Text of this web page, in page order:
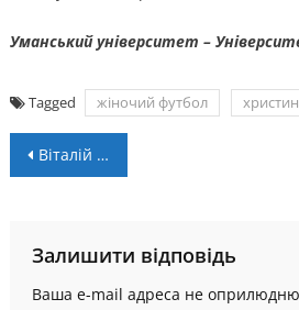
Уманський університет –
Tagged жіночий футбол
Навігація
Віталій Радевич повернувся в “Енергію”
Залишити відповідь
Ваша e-mail адреса не